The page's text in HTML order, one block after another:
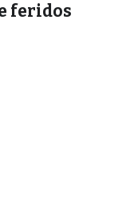
feridos